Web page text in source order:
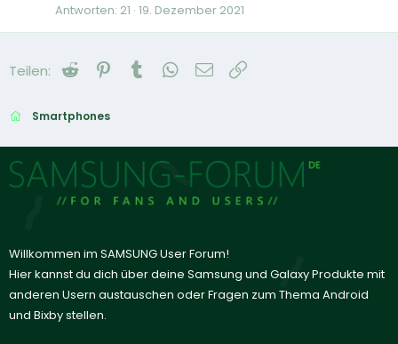
Antworten 21 19. Dezember 2021
Teilen: Reddit Pinterest
Tumblr WhatsApp
E-Mail
Smartphones
Willkommen im SAMSUNG User Forum!
Hier kannst du dich über deine Samsung und Galaxy Produkte mit
anderen Usern austauschen oder Fragen zum Thema Android
und Bixby stellen.